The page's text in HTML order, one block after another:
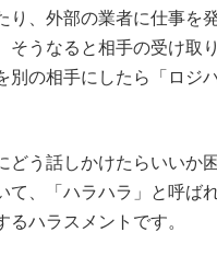
り、外部の業者に仕事を
そうなると相手の受け取
別の相手にしたら「ロジ
どう話しかけたらいいか
て、「ハラハラ」と呼ば
るハラスメントです。